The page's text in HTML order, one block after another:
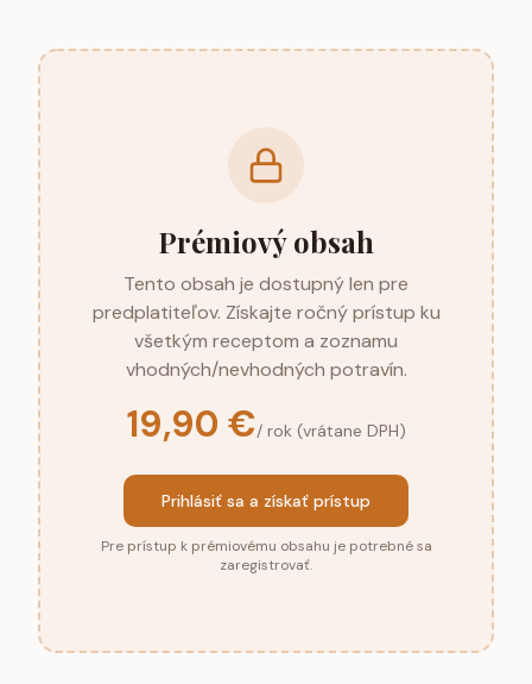
Prémiový obsah
Tento obsah je dostupný len pre
predplatiteľov. Získajte ročný prístup ku
všetkým receptom a zoznamu
vhodných/nevhodných potravín.
19,90 €/ rok (vrátane DPH)
Prihlásiť sa a získať prístup
Pre prístup k prémiovému obsahu je potrebné sa
zaregistrovať.